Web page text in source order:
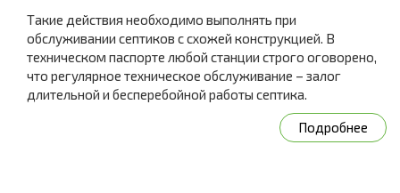
Такие действия необходимо выполнять при
обслуживании септиков с схожей конструкцией. В
техническом паспорте любой станции строго оговорено,
что регулярное техническое обслуживание – залог
длительной и бесперебойной работы септика.
Подробнее